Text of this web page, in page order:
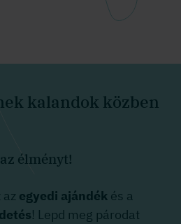
kalandok közben
élményt!
az egyedi ajándék és a
! Lepd meg párodat